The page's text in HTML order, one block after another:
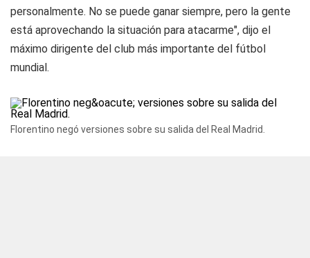
personalmente. No se puede ganar siempre, pero la gente
está aprovechando la situación para atacarme", dijo el
máximo dirigente del club más importante del fútbol
mundial.
Florentino negó versiones sobre su salida del Real Madrid.